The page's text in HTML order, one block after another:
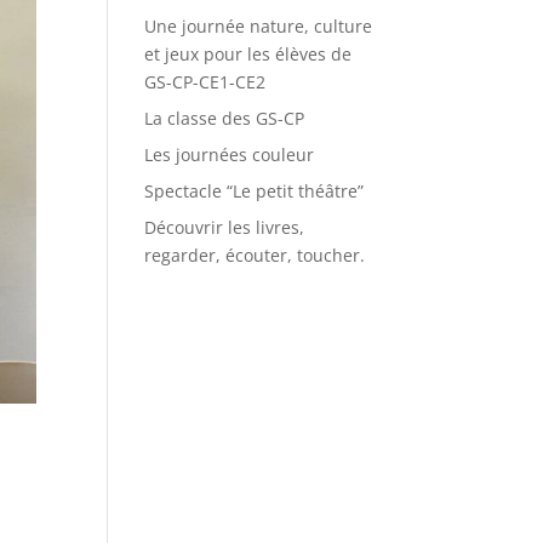
Une journée nature, culture
et jeux pour les élèves de
GS-CP-CE1-CE2
La classe des GS-CP
Les journées couleur
Spectacle “Le petit théâtre”
Découvrir les livres,
regarder, écouter, toucher.